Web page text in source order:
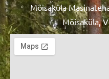
Mõisaküla
Mõisaküla,